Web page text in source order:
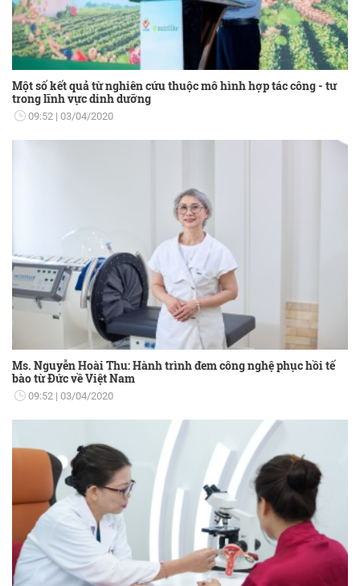
Một số kết quả từ nghiên cứu thuộc mô hình hợp tác công - tư
trong lĩnh vực dinh dưỡng
09:52 03/04/2020
Ms. Nguyễn Hoài Thu: Hành trình đem công nghệ phục hồi tế
bào từ Đức về Việt Nam
09:52 03/04/2020